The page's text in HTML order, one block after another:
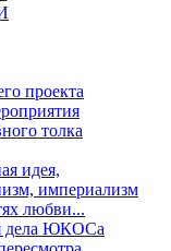
проекта
толка
идея,
империализм
любви...
дела ЮКОСа